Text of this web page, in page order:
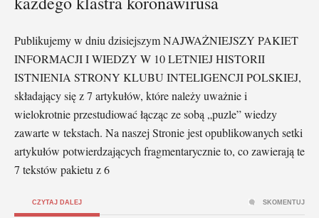
Publikujemy w dniu dzisiejszym NAJWAŻNIEJSZY PAKIET
INFORMACJI I WIEDZY W 10 LETNIEJ HISTORII
ISTNIENIA STRONY KLUBU INTELIGENCJI POLSKIEJ,
składający się z 7 artykułów, które należy uważnie i
wielokrotnie przestudiować łącząc ze sobą „puzle” wiedzy
zawarte w tekstach. Na naszej Stronie jest opublikowanych setki
artykułów potwierdzających fragmentarycznie to, co zawierają te
7 tekstów pakietu z 6
CZYTAJ DALEJ SKOMENTUJ